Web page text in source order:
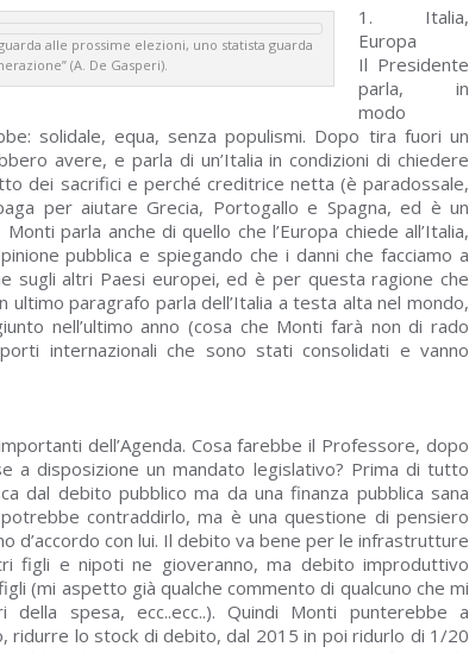
alle prossime elezioni, uno statista guarda
(A. De Gasperi).
Italia,
Europa
Il Presidente
parla, in
modo
solidale, equa, senza populismi. Dopo tira fuori un
avere, e parla di un’Italia in condizioni di chiedere
dei sacrifici e perché creditrice netta (è paradossale,
per aiutare Grecia, Portogallo e Spagna, ed è un
parla anche di quello che l’Europa chiede all’Italia,
pubblica e spiegando che i danni che facciamo a
sugli altri Paesi europei, ed è per questa ragione che
ultimo paragrafo parla dell’Italia a testa alta nel mondo,
nell’ultimo anno (cosa che Monti farà non di rado
internazionali che sono stati consolidati e vanno
dell’Agenda. Cosa farebbe il Professore, dopo
a disposizione un mandato legislativo? Prima di tutto
dal debito pubblico ma da una finanza pubblica sana
contraddirlo, ma è una questione di pensiero
d’accordo con lui. Il debito va bene per le infrastrutture
figli e nipoti ne gioveranno, ma debito improduttivo
(mi aspetto già qualche commento di qualcuno che mi
spesa, ecc..ecc..). Quindi Monti punterebbe a
ridurre lo stock di debito, dal 2015 in poi ridurlo di 1/20
twittergoogleplusfacebook